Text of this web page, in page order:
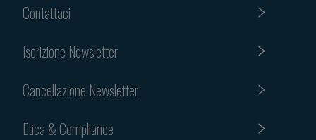
Contattaci
Iscrizione Newsletter
Cancellazione Newsletter
Etica & Compliance